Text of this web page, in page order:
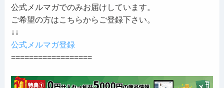
公式メルマガでのみお届けしています。
ご希望の方はこちらからご登録下さい。
↓↓
公式メルマガ登録
==================